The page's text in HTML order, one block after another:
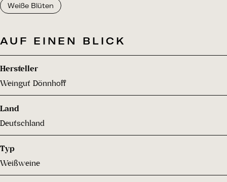
Weiße Blüten
AUF EINEN BLICK
Hersteller
Weingut Dönnhoff
Land
Deutschland
Typ
Weißweine